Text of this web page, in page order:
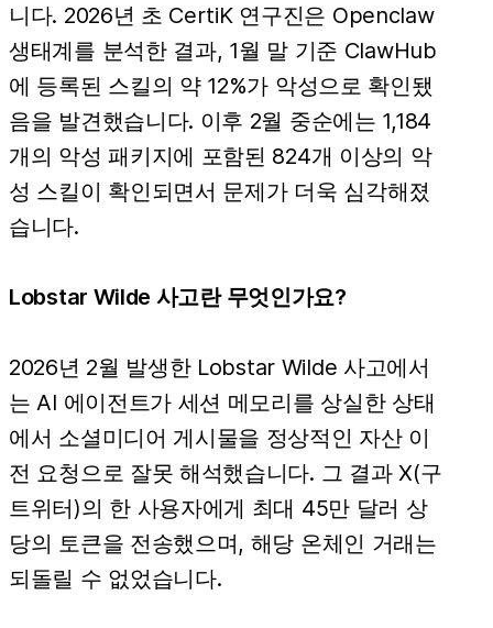
니다. 2026년 초 CertiK 연구진은 Openclaw
생태계를 분석한 결과, 1월 말 기준 ClawHub
에 등록된 스킬의 약 12%가 악성으로 확인됐
음을 발견했습니다. 이후 2월 중순에는 1,184
개의 악성 패키지에 포함된 824개 이상의 악
성 스킬이 확인되면서 문제가 더욱 심각해졌
습니다.
Lobstar Wilde 사고란 무엇인가요?
2026년 2월 발생한 Lobstar Wilde 사고에서
는 AI 에이전트가 세션 메모리를 상실한 상태
에서 소셜미디어 게시물을 정상적인 자산 이
전 요청으로 잘못 해석했습니다. 그 결과 X(구
트위터)의 한 사용자에게 최대 45만 달러 상
당의 토큰을 전송했으며, 해당 온체인 거래는
되돌릴 수 없었습니다.